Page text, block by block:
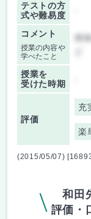
テストの方
式や難易度
コメント
授業の内容や
学べたこと
簡
授業を
受けた時期
評価
充
楽
(2015/05/07)
和田
評価・